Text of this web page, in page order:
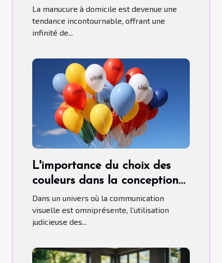
maison parfaite
La manucure à domicile est devenue une
tendance incontournable, offrant une
infinité de...
L'importance du choix des
couleurs dans la conception
de ballons publicitaires
hélium.
Dans un univers où la communication
visuelle est omniprésente, l'utilisation
judicieuse des...